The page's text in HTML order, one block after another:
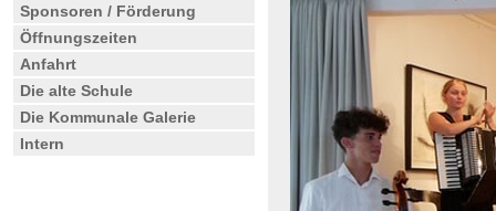
Sponsoren / Förderung
Öffnungszeiten
Anfahrt
Die alte Schule
Die Kommunale Galerie
Intern